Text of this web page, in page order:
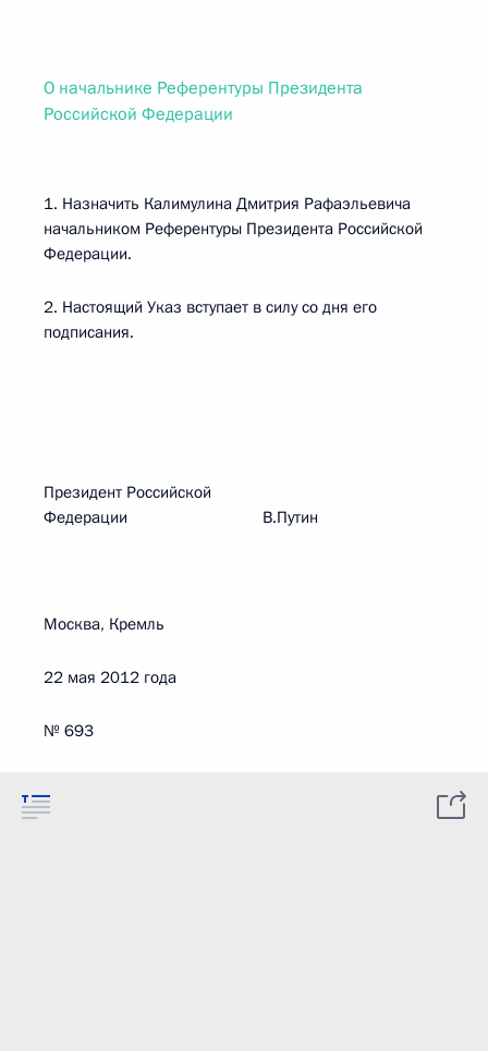
О начальнике Референтуры Президента
Российской Федерации
1. Назначить Калимулина Дмитрия Рафаэльевича
начальником Референтуры Президента Российской
Федерации.
2. Настоящий Указ вступает в силу со дня его
подписания.
Президент Российской
Федерации В.Путин
Москва, Кремль
22 мая 2012 года
№ 693